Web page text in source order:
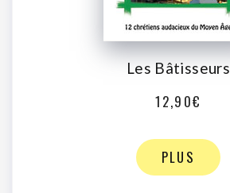
Les Bâtisseurs
12,90€
PLUS